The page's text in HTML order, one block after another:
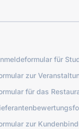
für
zur
für das
zur